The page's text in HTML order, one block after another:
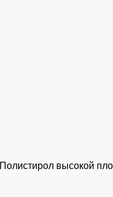
Полистирол высокой